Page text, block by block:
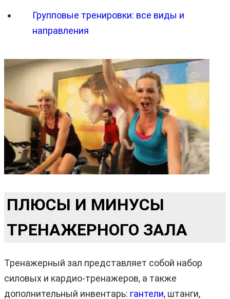
Групповые тренировки: все виды и
направления
ПЛЮСЫ И МИНУСЫ
ТРЕНАЖЕРНОГО ЗАЛА
Тренажерный зал представляет собой набор
силовых и кардио-тренажеров, а также
дополнительный инвентарь: гантели, штанги,